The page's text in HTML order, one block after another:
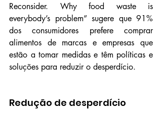
Reconsider. Why food waste is
everybody’s problem” sugere que 91%
dos consumidores prefere comprar
alimentos de marcas e empresas que
estão a tomar medidas e têm políticas e
soluções para reduzir o desperdício.
Redução de desperdício